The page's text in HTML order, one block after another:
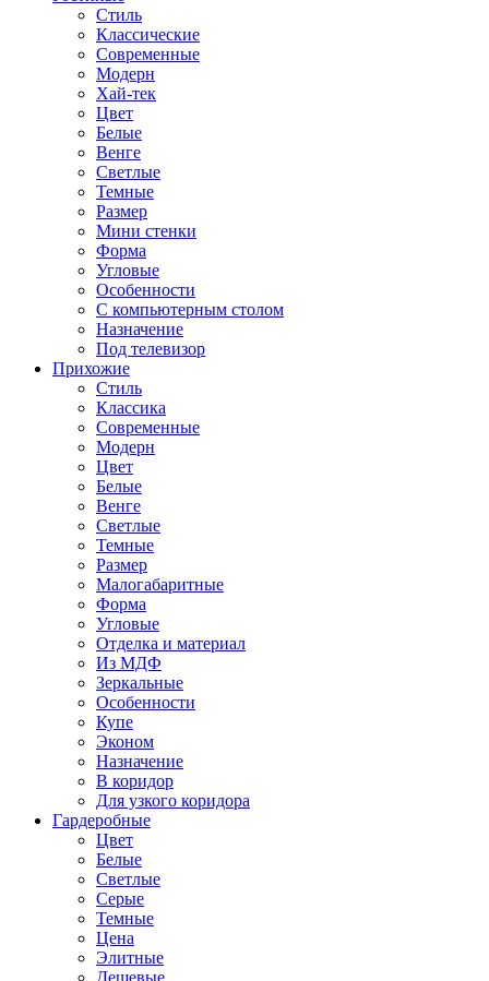
Стиль
Классические
Современные
Модерн
Хай-тек
Цвет
Белые
Венге
Светлые
Темные
Размер
Мини стенки
Форма
Угловые
Особенности
С компьютерным столом
Назначение
Под телевизор
Прихожие
Стиль
Классика
Современные
Модерн
Цвет
Белые
Венге
Светлые
Темные
Размер
Малогабаритные
Форма
Угловые
Отделка и материал
Из МДФ
Зеркальные
Особенности
Купе
Эконом
Назначение
В коридор
Для узкого коридора
Гардеробные
Цвет
Белые
Светлые
Серые
Темные
Цена
Элитные
Дешевые